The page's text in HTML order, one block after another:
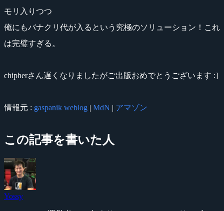
モリ入りつつ
俺にもバナクリ代が入るという究極のソリューション！これ
は完璧すぎる。
chipherさん遅くなりましたがご出版おめでとうございます :]
情報元 : gaspanik weblog | MdN | アマゾン
この記事を書いた人
Yossy